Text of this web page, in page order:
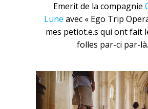
Emerit de la compagnie
Lune avec « Ego Trip
mes petiot.e.s qui ont fait
folles par-ci par-là.